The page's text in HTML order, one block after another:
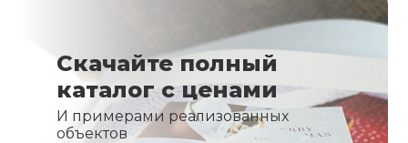
Скачайте полный
каталог с ценами
И примерами реализованных
объектов